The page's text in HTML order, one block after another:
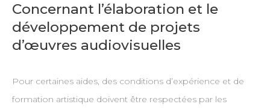
Concernant l’élaboration et le
développement de projets
d’œuvres audiovisuelles
Pour certaines aides, des conditions d’expérience et de
formation artistique doivent être respectées par les